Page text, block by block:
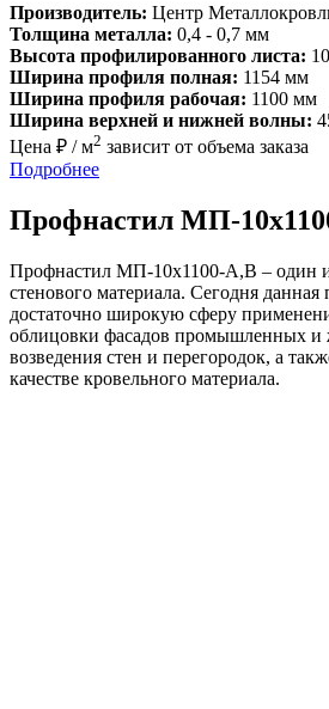
Производитель: Центр
Толщина металла: 0,4 - 0,7 мм
Высота профилированного листа:
Ширина профиля полная: 1154 мм
Ширина профиля рабочая: 1100 мм
Ширина верхней и нижней волны:
Цена ₽ / м2 зависит от объема заказа
Подробнее
Профнастил МП-
Профнастил МП-10х1100-A,В – один
стенового материала. Сегодня
достаточно широкую сферу
облицовки фасадов промышленных и
возведения стен и перегородок, а
качестве кровельного материала.